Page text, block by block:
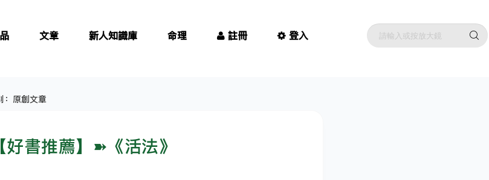
文章 新人知識庫 命理 註冊 登入
：原創文章
【好書推薦】➽《活法》